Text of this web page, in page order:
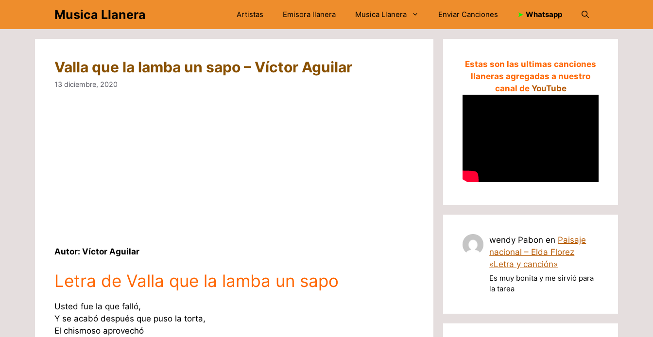
contenido
Musica Llanera Artistas Emisora llanera Musica Llanera Enviar Canciones ➤ Whatsapp
Valla que la lamba un sapo – Víctor Aguilar
13 diciembre, 2020
Autor: Víctor Aguilar
Letra de Valla que la lamba un sapo
Usted fue la que falló,
Y se acabó después que puso la torta,
El chismoso aprovechó
Estas son las ultimas canciones
llaneras agregadas a nuestro
canal de YouTube
wendy Pabon en Paisaje
nacional – Elda Florez
«Letra y canción»
Es muy bonita y me sirvió para
la tarea